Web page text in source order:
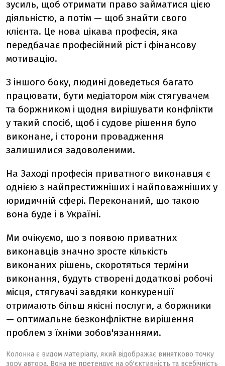
зусиль, щоб отримати право займатися цією
діяльністю, а потім — щоб знайти свого
клієнта. Це нова цікава професія, яка
передбачає професійний ріст і фінансову
мотивацію.
З іншого боку, людині доведеться багато
працювати, бути медіатором між стягувачем
та боржником і щодня вирішувати конфлікти
у такий спосіб, щоб і судове рішення було
виконане, і сторони провадження
залишилися задоволеними.
На Заході професія приватного виконавця є
однією з найпрестижніших і найповажніших у
юридичній сфері. Переконаний, що такою
вона буде і в Україні.
Ми очікуємо, що з появою приватних
виконавців значно зросте кількість
виконаних рішень, скоротяться терміни
виконання, будуть створені додаткові робочі
місця, стягувачі завдяки конкуренції
отримають більш якісні послуги, а боржники
— оптимальне безконфліктне вирішення
проблем з їхніми зобов'язаннями.
Колонка є видом матеріалу, який відображає винятково точку
зору автора. Вона не претендує на об'єктивність та всебічність